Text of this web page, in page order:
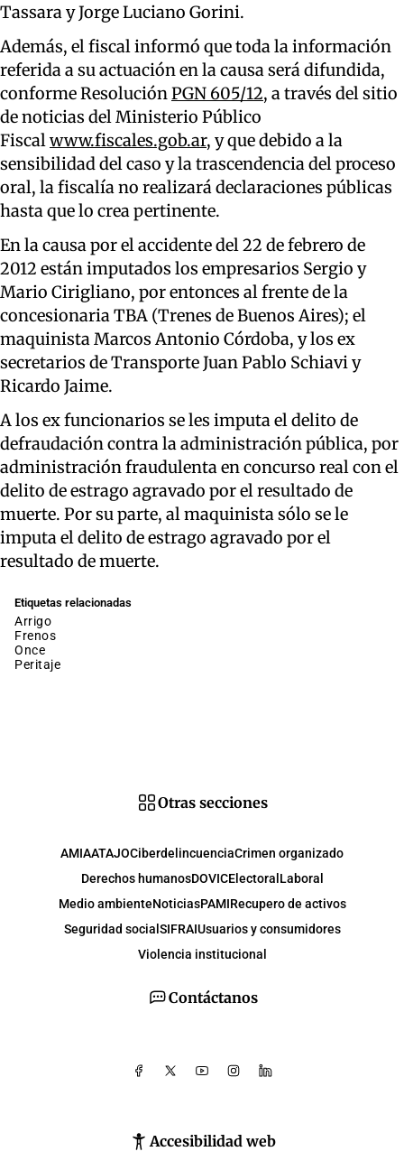
Tassara y Jorge Luciano Gorini.
Además, el fiscal informó que toda la información
referida a su actuación en la causa será difundida,
conforme ResoluciónPGN 605/12, a través del sitio
de noticias del Ministerio Público
Fiscalwww.fiscales.gob.ar, y que debido a la
sensibilidad del caso y la trascendencia del proceso
oral, la fiscalía no realizará declaraciones públicas
hasta que lo crea pertinente.
En la causa por el accidente del 22 de febrero de
2012 están imputados los empresarios Sergio y
Mario Cirigliano, por entonces al frente de la
concesionaria TBA (Trenes de Buenos Aires); el
maquinista Marcos Antonio Córdoba, y los ex
secretarios de Transporte Juan Pablo Schiavi y
Ricardo Jaime.
A los ex funcionarios se les imputa el delito de
defraudación contra la administración pública, por
administración fraudulenta en concurso real con el
delito de estrago agravado por el resultado de
muerte. Por su parte, al maquinista sólo se le
imputa el delito de estrago agravado por el
resultado de muerte.
Etiquetas relacionadas
arrigo
frenos
once
peritaje
Contáctanos
Accesibilidad web
Otras secciones
AMIAATAJOCiberdelincuenciaCrimen organizado
Derechos humanosDOVICElectoral Laboral
Medio ambienteNoticiasPAMIRecupero de activos
Seguridad social SIFRAIUsuarios y consumidores
Violencia institucional